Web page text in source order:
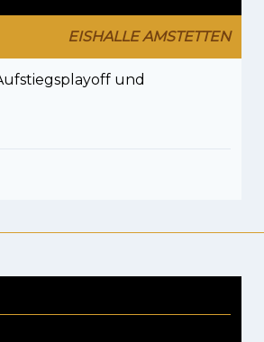
EISHALLE AMSTETTEN
und